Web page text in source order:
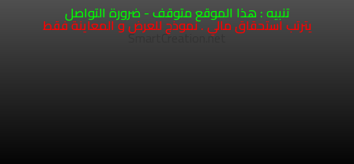
تنبيه : هذا الموقع متوقف - ضرورة التواصل
يترتب استحقاق مالي . نموذج للعرض و المعاينة فقط
SmartCreation.net